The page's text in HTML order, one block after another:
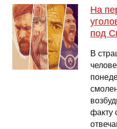
На
под
В
факту